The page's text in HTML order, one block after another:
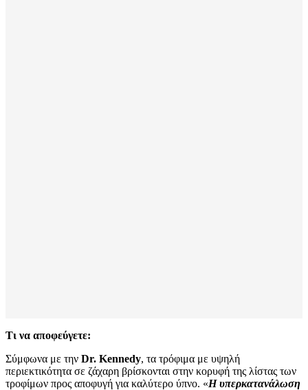
Τι να αποφεύγετε:
Σύμφωνα με την Dr. Kennedy, τα τρόφιμα με υψηλή
περιεκτικότητα σε ζάχαρη βρίσκονται στην κορυφή της λίστας των
τροφίμων προς αποφυγή για καλύτερο ύπνο. «Η υπερκατανάλωση